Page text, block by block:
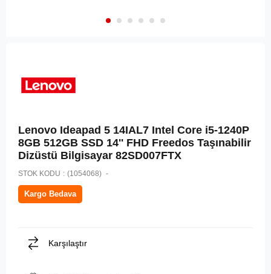
Lenovo Ideapad 5 14IAL7 Intel Core i5-1240P
8GB 512GB SSD 14'' FHD Freedos Taşınabilir
Dizüstü Bilgisayar 82SD007FTX
STOK KODU (1054068)
Kargo Bedava
Karşılaştır